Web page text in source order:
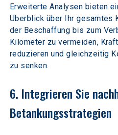
Erweiterte Analysen bieten
Überblick über Ihr gesamtes
der Beschaffung bis zum
Kilometer zu vermeiden,
reduzieren und gleichzeitig
zu senken.
6. Integrieren Sie
Betankungsstrategien